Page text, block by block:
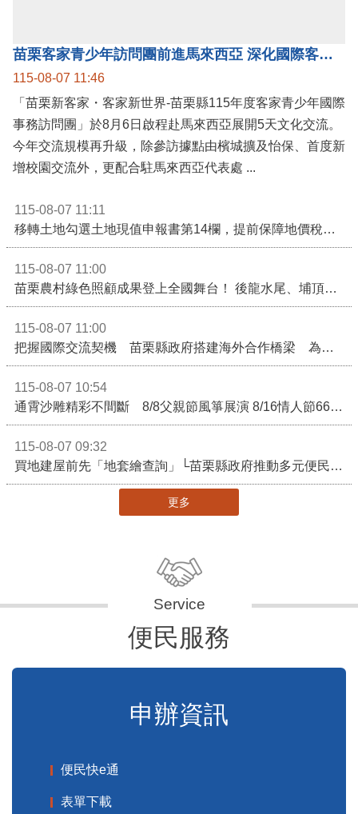
苗栗客家青少年訪問團前進馬來西亞 深化國際客家文化交流
115-08-07 11:46
「苗栗新客家・客家新世界-苗栗縣115年度客家青少年國際
事務訪問團」於8月6日啟程赴馬來西亞展開5天文化交流。
今年交流規模再升級，除參訪據點由檳城擴及怡保、首度新
增校園交流外，更配合駐馬來西亞代表處 ...
115-08-07 11:11
移轉土地勾選土地現值申報書第14欄，提前保障地價稅節稅權益
115-08-07 11:00
苗栗農村綠色照顧成果登上全國舞台！ 後龍水尾、埔頂社區前進2026高齡健康產業博覽會
115-08-07 11:00
把握國際交流契機 苗栗縣政府搭建海外合作橋梁 為在地產業爭取更多國際市場機會
115-08-07 10:54
通霄沙雕精彩不間斷 8/8父親節風箏展演 8/16情人節66對浪漫挑戰送好禮
115-08-07 09:32
買地建屋前先「地套繪查詢」└苗栗縣政府推動多元便民諮詢服務
更多
便民服務
申辦資訊